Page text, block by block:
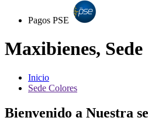
Pagos PSE
Maxibienes,
Inicio
Sede Colores
Bienvenido a Nuestra